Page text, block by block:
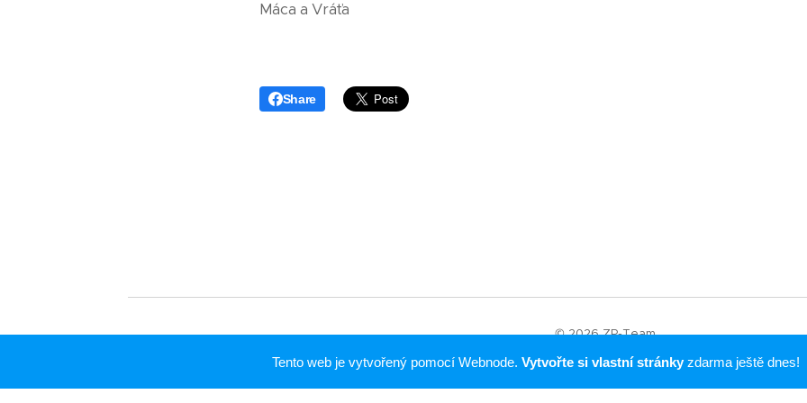
Máca a Vráťa
Share
© 2026 ZP-Team
Tento web je vytvořený pomocí Webnode. Vytvořte si vlastní stránkyzdarma ještě dnes!